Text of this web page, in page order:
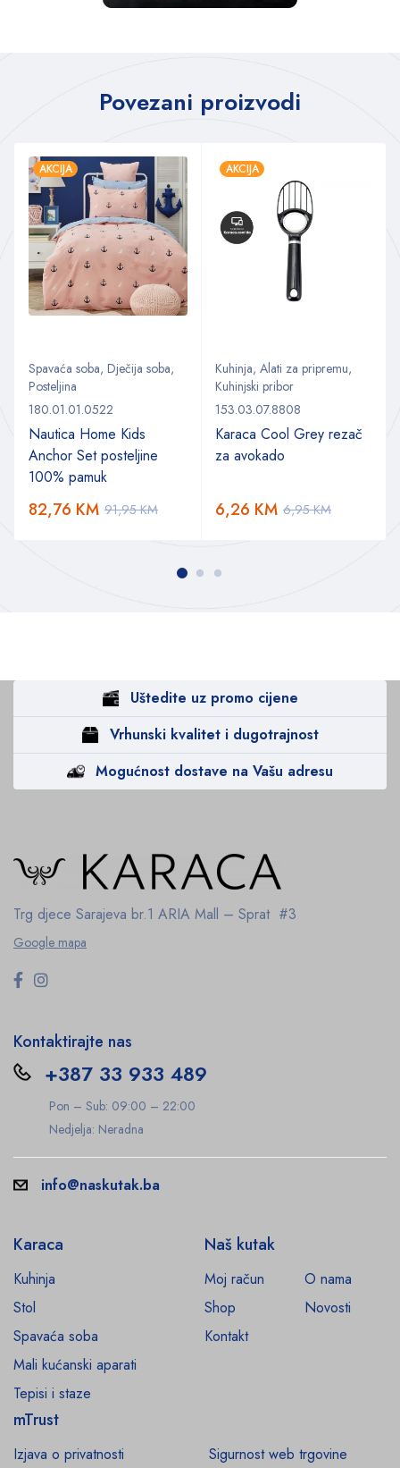
Povezani proizvodi
AKCIJA
Spavaća soba, Dječija soba,
Posteljina
180.01.01.0522
Nautica Home Kids
Anchor Set posteljine
100% pamuk
91,95KM
82,76 KM
AKCIJA
Kuhinja, Alati za pripremu,
Kuhinjski pribor
153.03.07.8808
Karaca Cool Grey rezač
za avokado
6,95KM
6,26 KM
Uštedite uz promo cijene
Vrhunski kvalitet i dugotrajnost
Mogućnost dostave na Vašu adresu
Trg djece Sarajeva br.1 ARIA Mall – Sprat #3
Google mapa
Kontaktirajte nas
+387 33 933 489
Pon – Sub: 09:00 – 22:00
Nedjelja: Neradna
info@naskutak.ba
Karaca
Kuhinja
Stol
Spavaća soba
Mali kućanski aparati
Tepisi i staze
Naš kutak
Moj račun
O nama
Shop
Novosti
Kontakt
mTrust
Izjava o privatnosti Sigurnost web trgovine